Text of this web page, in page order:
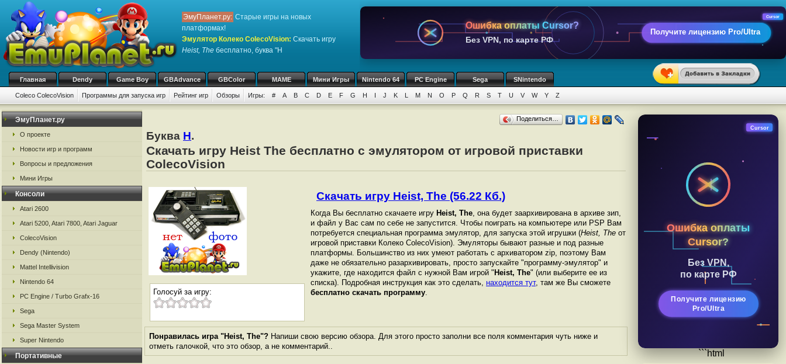
ЭмуПланет.ру: Старые игры на новых
платформах!
Эмулятор Колеко ColecoVision: Скачать игру
Heist, The бесплатно, буква "H
Ошибка оплаты Cursor?
Без VPN, по карте РФ
Получите лицензию Pro/Ultra
Cursor
Главная Dendy Game Boy GBAdvance GBColor MAME Мини Игры Nintendo 64 PC Engine Sega SNintendo
Coleco ColecoVision Программы для запуска игр Рейтинг игр Обзоры Игры: # A B C D E F G H I J K L M N O P Q R S T U V W Y Z
ЭмуПланет.ру
О проекте
Новости игр и программ
Вопросы и предложения
Мини Игры
Консоли
Atari 2600
Atari 5200, Atari 7800, Atari Jaguar
ColecoVision
Dendy (Nintendo)
Mattel Intellivision
Nintendo 64
PC Engine / Turbo Grafx-16
Sega
Sega Master System
Super Nintendo
Портативные
Поделиться…
Буква H.
Скачать игру Heist The бесплатно с эмулятором от игровой приставки
ColecoVision
Голосуй за игру:
Скачать игру Heist, The (56.22 Кб.)
Когда Вы бесплатно скачаете игру Heist, The, она будет заархивирована в архиве зип,
и файл у Вас сам по себе не запустится. Чтобы поиграть на компьютере или PSP Вам
потребуется специальная программа эмулятор, для запуска этой игрушки (Heist, The от
игровой приставки Колеко ColecoVision). Эмуляторы бывают разные и под разные
платформы. Большинство из них умеют работать с архиватором zip, поэтому Вам
даже не обязательно разархивировать, просто запускайте "программу-эмулятор" и
укажите, где находится файл с нужной Вам игрой " Heist, The" (или выберите ее из
списка). Подробная инструкция как это сделать, находится тут, там же Вы сможете
бесплатно скачать программу.
Понравилась игра "Heist, The"? Напиши свою версию обзора. Для этого просто заполни все поля комментария чуть ниже и
отметь галочкой, что это обзор, а не комментарий..
Ошибка оплаты
Cursor?
Без VPN,
по карте РФ
Получите лицензию
Pro/Ultra
Cursor
```html